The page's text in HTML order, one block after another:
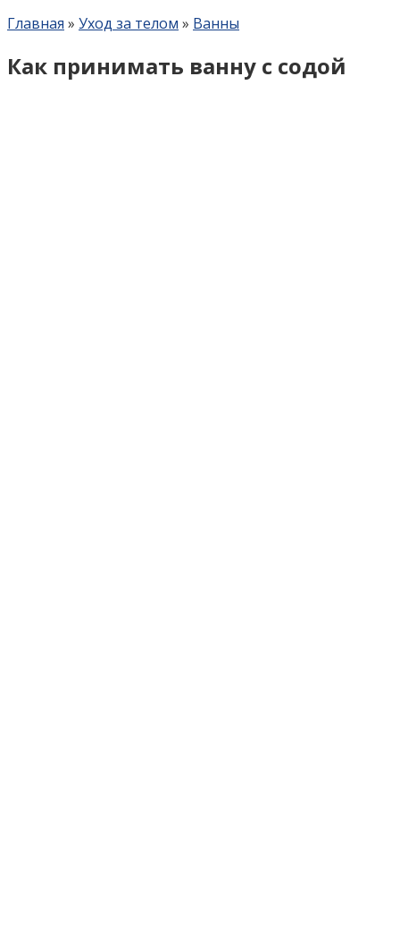
Главная » Уход за телом » Ванны
Как принимать ванну с содой